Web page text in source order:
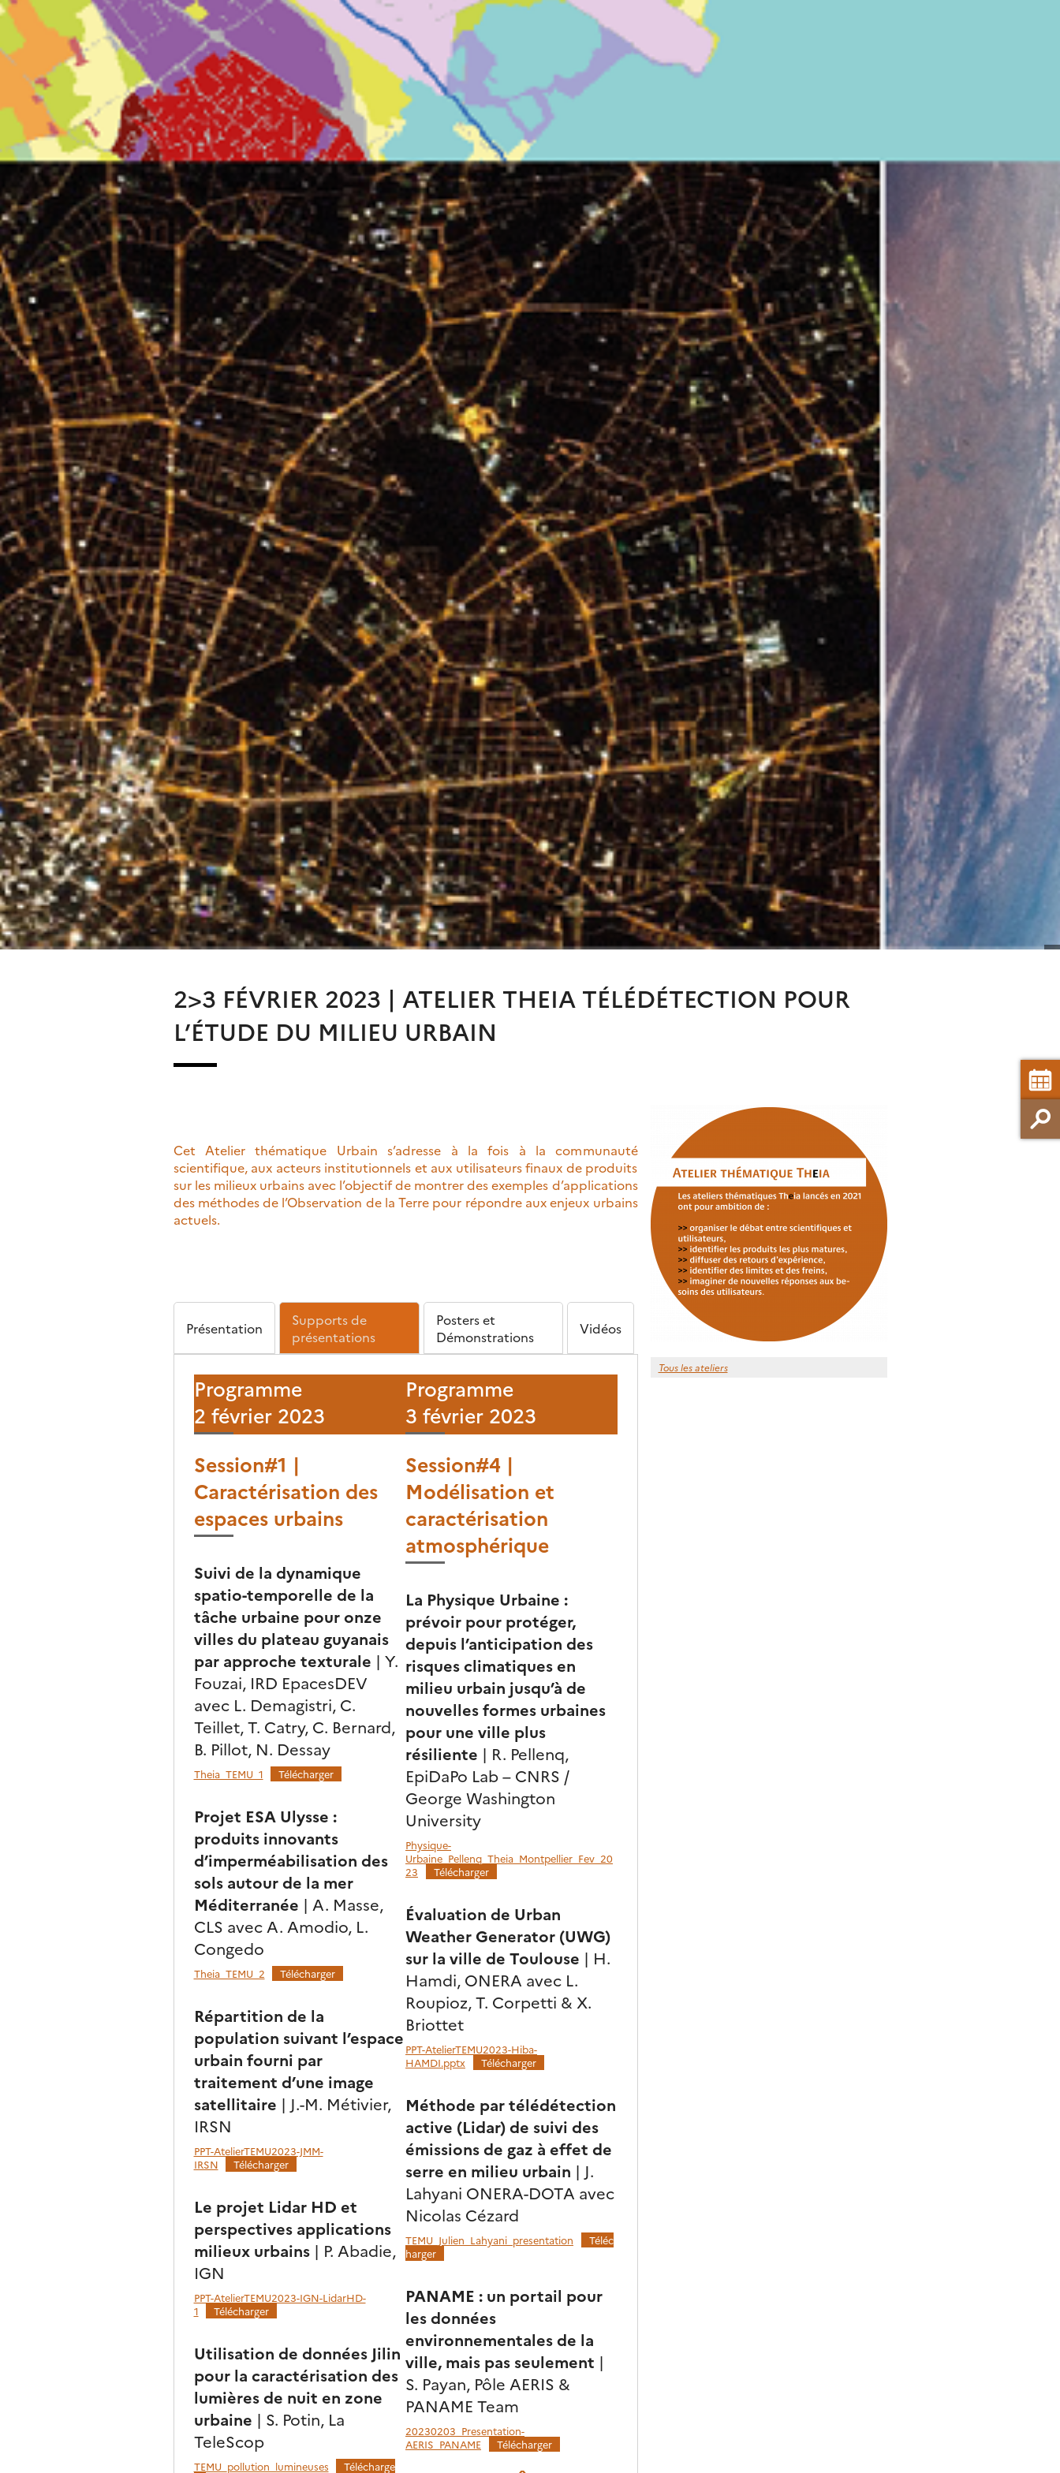
2>3 FÉVRIER 2023 | ATELIER THEIA TÉLÉDÉTECTION POUR
L’ÉTUDE DU MILIEU URBAIN
Tous les ateliers
Cet Atelier thématique Urbain s’adresse à la fois à la communauté
scientifique, aux acteurs institutionnels et aux utilisateurs finaux de produits
sur les milieux urbains avec l’objectif de montrer des exemples d’applications
des méthodes de l’Observation de la Terre pour répondre aux enjeux urbains
actuels.
Présentation
Supports de
présentations
Posters et
Démonstrations
Vidéos
Programme
2 février 2023
Session#1 |
Caractérisation des
espaces urbains
Suivi de la dynamique
spatio-temporelle de la
tâche urbaine pour onze
villes du plateau guyanais
par approche texturale | Y.
Fouzai, IRD EpacesDEV
avec L. Demagistri, C.
Teillet, T. Catry, C. Bernard,
B. Pillot, N. Dessay
Theia_TEMU_1 Télécharger
Projet ESA Ulysse :
produits innovants
d’imperméabilisation des
sols autour de la mer
Méditerranée | A. Masse,
CLS avec A. Amodio, L.
Congedo
Theia_TEMU_2 Télécharger
Répartition de la
population suivant l’espace
urbain fourni par
traitement d’une image
satellitaire | J.-M. Métivier,
IRSN
PPT-AtelierTEMU2023-JMM-
IRSN
Télécharger
Le projet Lidar HD et
perspectives applications
milieux urbains| P. Abadie,
IGN
PPT-AtelierTEMU2023-IGN-LidarHD-
1
Télécharger
Utilisation de données Jilin
pour la caractérisation des
lumières de nuit en zone
urbaine | S. Potin, La
TeleScop
TEMU_pollution_lumineuses Télécharge
Programme
3 février 2023
Session#4 |
Modélisation et
caractérisation
atmosphérique
La Physique Urbaine :
prévoir pour protéger,
depuis l’anticipation des
risques climatiques en
milieu urbain jusqu’à de
nouvelles formes urbaines
pour une ville plus
résiliente | R. Pellenq,
EpiDaPo Lab – CNRS /
George Washington
University
Physique-
Urbaine_Pellenq_Theia_Montpellier_Fev_20
23
Télécharger
Évaluation de Urban
Weather Generator (UWG)
sur la ville de Toulouse | H.
Hamdi, ONERA avec L.
Roupioz, T. Corpetti & X.
Briottet
PPT-AtelierTEMU2023-Hiba-
HAMDI.pptx
Télécharger
Méthode par télédétection
active (Lidar) de suivi des
émissions de gaz à effet de
serre en milieu urbain | J.
Lahyani ONERA-DOTA avec
Nicolas Cézard
TEMU_Julien_Lahyani_presentation
Téléc
harger
PANAME : un portail pour
les données
environnementales de la
ville, mais pas seulement |
S. Payan, Pôle AERIS &
PANAME Team
20230203_Presentation-
AERIS_PANAME
Télécharger